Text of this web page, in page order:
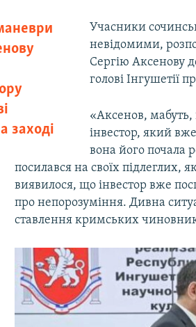
заході
Учасники
невідомими,
Сергію Аксенову
голові Інгушетії
«Аксенов, мабуть,
інвестор, який
вона його почала
посилався на своїх підлеглих,
виявилося, що інвестор вже
про непорозуміння. Дивна
ставлення кримських